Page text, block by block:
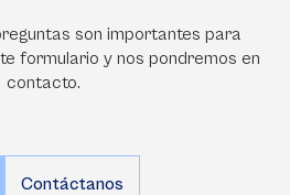
son importantes para
formulario y nos pondremos en
contacto.
Contáctanos